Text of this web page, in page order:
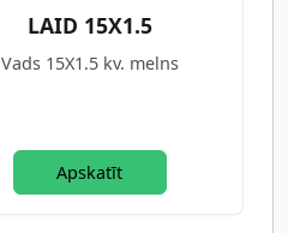
LAID 15X1.5
Vads 15X1.5 kv. melns
Apskatīt